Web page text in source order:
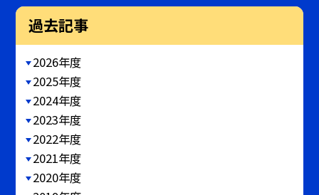
過去記事
2026年度
2025年度
2024年度
2023年度
2022年度
2021年度
2020年度